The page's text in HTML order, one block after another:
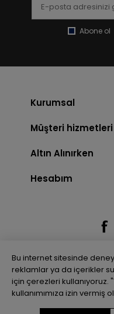
Abone ol
Kurumsal
Müşteri hizmetleri
Altın Alınırken
Hesabım
Bu internet sitesinde
reklamlar ya da içerikler
için çerezleri kullanıyoruz.
kullanımımıza izin vermiş